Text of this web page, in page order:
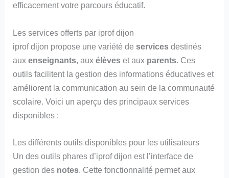
efficacement votre parcours éducatif.
Les services offerts par iprof dijon
iprof dijon propose une variété deservices destinés
auxenseignants , auxélèves et aux parents . Ces
outils facilitent la gestion des informations éducatives et
améliorent la communication au sein de la communauté
scolaire. Voici un aperçu des principaux services
disponibles :
Les différents outils disponibles pour les utilisateurs
Un des outils phares d’iprof dijon est l’interface de
gestion des notes. Cette fonctionnalité permet aux